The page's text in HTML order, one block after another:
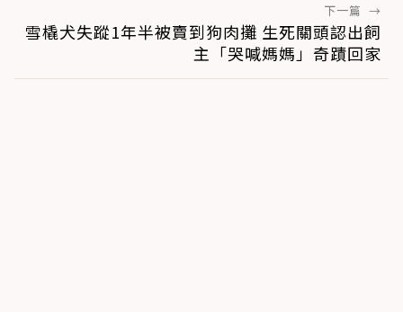
下一篇 →
雪橇犬失蹤1年半被賣到狗肉攤 生死關頭認出飼
主「哭喊媽媽」奇蹟回家